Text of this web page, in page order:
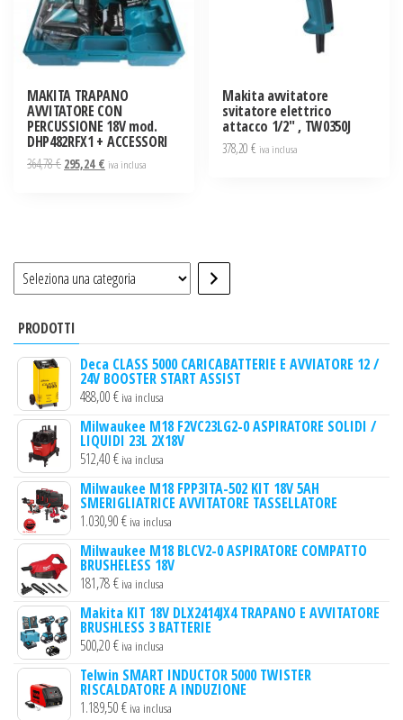
MAKITA TRAPANO
AVVITATORE CON
PERCUSSIONE 18V mod.
DHP482RFX1 + ACCESSORI
364,78€ Il295,24 € Iliva inclusa
Makita avvitatore
svitatore elettrico
attacco 1/2″ , TW0350J
378,20€ iva inclusa
Seleziona
una
PRODOTTI
Deca CLASS 5000 CARICABATTERIE E AVVIATORE 12 /
24V BOOSTER START ASSIST
488,00€ iva inclusa
Milwaukee M18 F2VC23LG2-0 ASPIRATORE SOLIDI /
LIQUIDI 23L 2X18V
512,40€ iva inclusa
Milwaukee M18 FPP3ITA-502 KIT 18V 5AH
SMERIGLIATRICE AVVITATORE TASSELLATORE
1.030,90€ iva inclusa
Milwaukee M18 BLCV2-0 ASPIRATORE COMPATTO
BRUSHELESS 18V
181,78€ iva inclusa
Makita KIT 18V DLX2414JX4 TRAPANO E AVVITATORE
BRUSHLESS 3 BATTERIE
500,20€ iva inclusa
Telwin SMART INDUCTOR 5000 TWISTER
RISCALDATORE A INDUZIONE
1.189,50€ iva inclusa